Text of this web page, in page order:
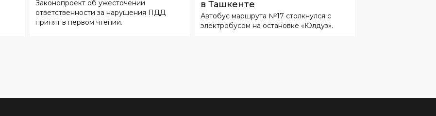
ответственность
Законопроект об ужесточении
ответственности за нарушения ПДД
принят в первом чтении.
в Ташкенте
Автобус маршрута №17 столкнулся с
электробусом на остановке «Юлдуз».